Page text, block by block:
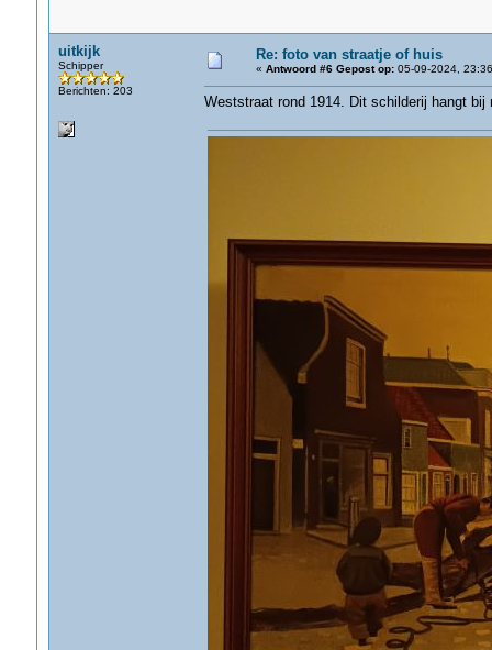
uitkijk
Schipper
Berichten: 203
Re: foto van straatje of huis
« Antwoord #6 Gepost op:05-09-2024,
Weststraat rond 1914. Dit schilderij hangt bij